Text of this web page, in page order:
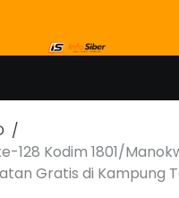
128 Kodim 1801/
Gratis di Kampung